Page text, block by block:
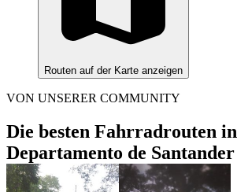
Routen auf der Karte anzeigen
VON UNSERER COMMUNITY
Die besten Fahrradrouten in
Departamento de Santander